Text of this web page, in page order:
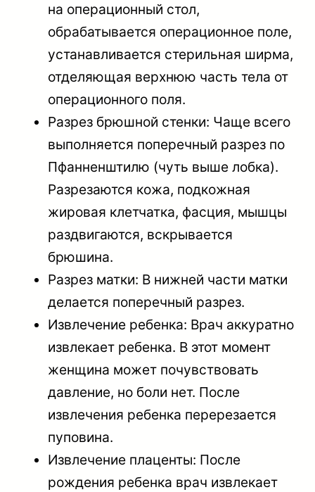
на операционный стол,
обрабатывается операционное поле,
устанавливается стерильная ширма,
отделяющая верхнюю часть тела от
операционного поля.
Разрез брюшной стенки: Чаще всего
выполняется поперечный разрез по
Пфанненштилю (чуть выше лобка).
Разрезаются кожа, подкожная
жировая клетчатка, фасция, мышцы
раздвигаются, вскрывается
брюшина.
Разрез матки: В нижней части матки
делается поперечный разрез.
Извлечение ребенка: Врач аккуратно
извлекает ребенка. В этот момент
женщина может почувствовать
давление, но боли нет. После
извлечения ребенка перерезается
пуповина.
Извлечение плаценты: После
рождения ребенка врач извлекает